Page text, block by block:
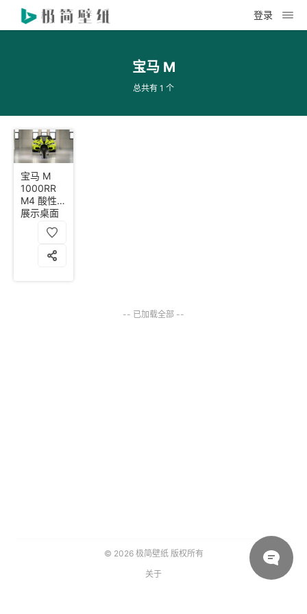
登录
宝马 M
总共有 1 个
宝马 M
1000RR
M4 酸性绿
展示桌面
-- 已加载全部 --
© 2026 极简壁纸版权所有
关于